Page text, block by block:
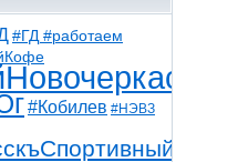
#ГД #работаем
#Кобилев #НЭВЗ